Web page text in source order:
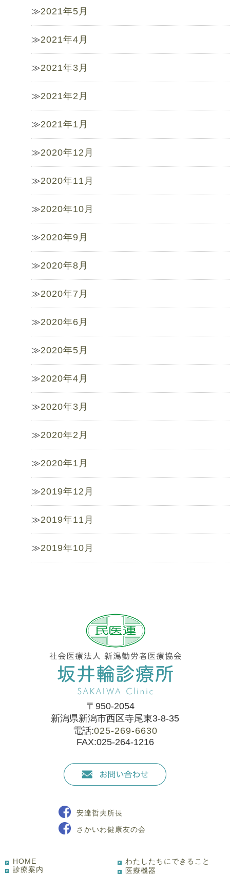
2021年5月
2021年4月
2021年3月
2021年2月
2021年1月
2020年12月
2020年11月
2020年10月
2020年9月
2020年8月
2020年7月
2020年6月
2020年5月
2020年4月
2020年3月
2020年2月
2020年1月
2019年12月
2019年11月
2019年10月
〒950-2054
新潟県新潟市西区寺尾東3-8-35
電話:025-269-6630
FAX:025-264-1216
安達哲夫所長
さかいわ健康友の会
HOME
診療案内
わたしたちにできること
医療機器